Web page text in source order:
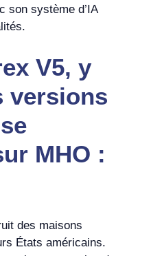
son système d’IA
V5, y
versions
MHO :
des maisons
États américains.